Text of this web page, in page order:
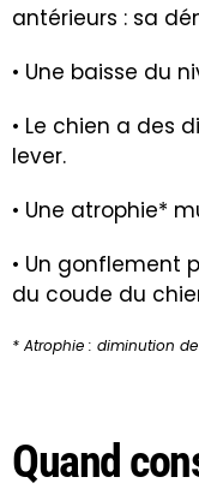
antérieurs : sa
• Une baisse du
• Le chien a des
lever.
• Une atrophie*
• Un gonflement
du coude du
* Atrophie : diminution
Quand